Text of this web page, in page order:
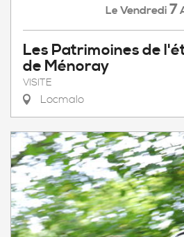
Le Vendredi 7
Les Patrimoines de
de Ménoray
VISITE
Locmalo